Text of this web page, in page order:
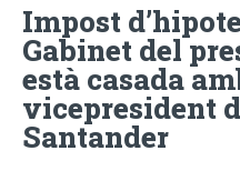
Impost
Gabinet del
està casada
vicepresident
Santander